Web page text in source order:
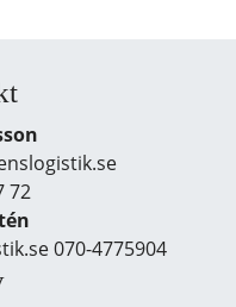
72
070-4775904